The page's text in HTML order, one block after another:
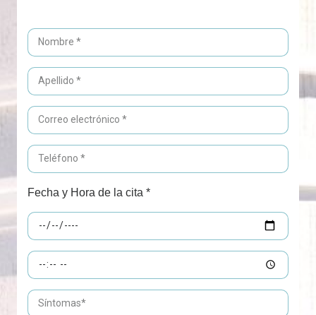
Fecha y Hora de la cita *